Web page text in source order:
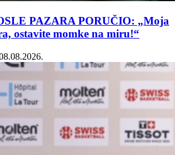
PAZARA PORUČIO: „Moja
ostavite momke na miru!“